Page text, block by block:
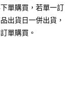
本公司）所提供，讓
，商店將以您的個人
，可透過四大超商／
完成。
要取消訂單，請聯絡
，需透過AFTEE先享
單購買，若單一訂
出貨日一併出貨，
單購買。